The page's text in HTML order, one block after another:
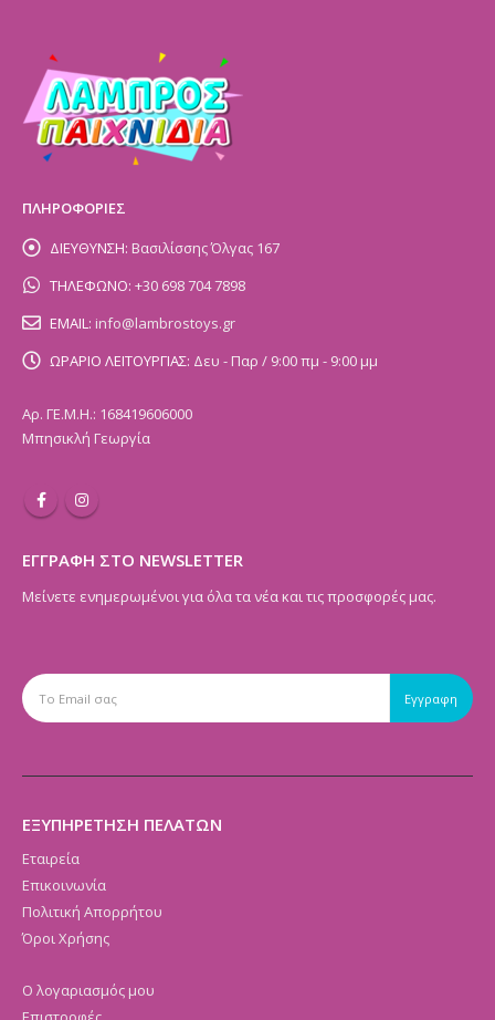
ΠΛΗΡΟΦΟΡΙΕΣ
ΔΙΕΥΘΥΝΣΗ: Βασιλίσσης Όλγας 167
ΤΗΛΕΦΩΝΟ: +30 698 704 7898
EMAIL: info@lambrostoys.gr
ΩΡΑΡΙΟ ΛΕΙΤΟΥΡΓΙΑΣ: Δευ - Παρ / 9:00 πμ - 9:00 μμ
Αρ. ΓΕ.Μ.Η.: 168419606000
Μπησικλή Γεωργία
ΕΓΓΡΑΦΗ ΣΤΟ NEWSLETTER
Μείνετε ενημερωμένοι για όλα τα νέα και τις προσφορές μας.
ΕΞΥΠΗΡΕΤΗΣΗ ΠΕΛΑΤΩΝ
Εταιρεία
Επικοινωνία
Πολιτική Απορρήτου
Όροι Χρήσης
Ο λογαριασμός μου